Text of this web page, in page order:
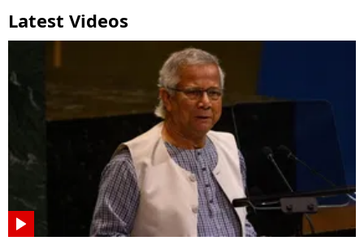
Latest Videos